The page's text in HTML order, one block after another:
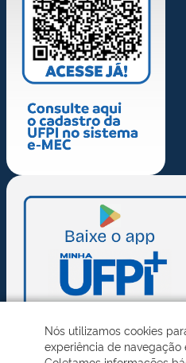
Nós utilizamos cookies
experiência de navegação